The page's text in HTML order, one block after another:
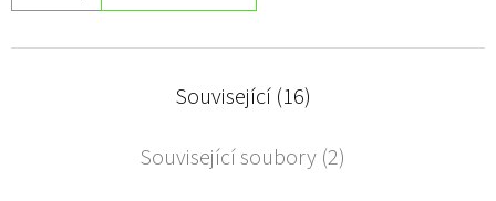
Související (16)
Související soubory (2)